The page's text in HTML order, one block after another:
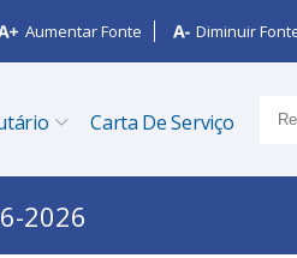
Aumentar Fonte Diminuir
Carta De Serviço
2026